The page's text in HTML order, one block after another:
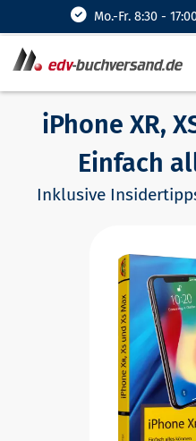
Mo.-Fr. 8:30 -
iPhone XR,
Einfach
Inklusive